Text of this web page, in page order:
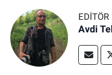
EDITÖR
Avdi